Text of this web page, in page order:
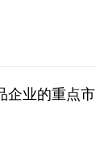
企业的重点市